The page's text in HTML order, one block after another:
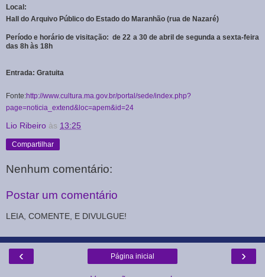
Local:
Hall do Arquivo Público do Estado do Maranhão (rua de Nazaré)
Período e horário de visitação: de 22 a 30 de abril de segunda a sexta-feira
das 8h às 18h
Entrada: Gratuita
Fonte:http://www.cultura.ma.gov.br/portal/sede/index.php?
page=noticia_extend&loc=apem&id=24
Lio Ribeiro às 13:25
Compartilhar
Nenhum comentário:
Postar um comentário
LEIA, COMENTE, E DIVULGUE!
‹ ›
Página inicial